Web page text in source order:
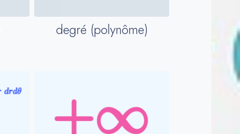
degré (polynôme)